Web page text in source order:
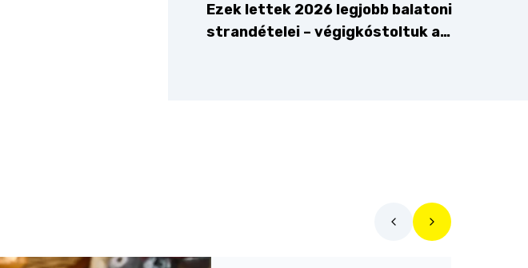
Ezek lettek 2026 legjobb balatoni
strandételei – végigkóstoltuk a